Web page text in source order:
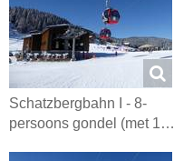
Schatzbergbahn I - 8-
persoons gondel (met 1…